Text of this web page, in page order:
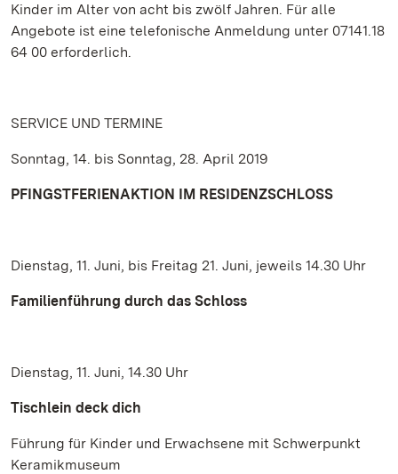
Kinder im Alter von acht bis zwölf Jahren. Für alle
Angebote ist eine telefonische Anmeldung unter 07141.18
64 00 erforderlich.
SERVICE UND TERMINE
Sonntag, 14. bis Sonntag, 28. April 2019
PFINGSTFERIENAKTION IM RESIDENZSCHLOSS
Dienstag, 11. Juni, bis Freitag 21. Juni, jeweils 14.30 Uhr
Familienführung durch das Schloss
Dienstag, 11. Juni, 14.30 Uhr
Tischlein deck dich
Führung für Kinder und Erwachsene mit Schwerpunkt
Keramikmuseum